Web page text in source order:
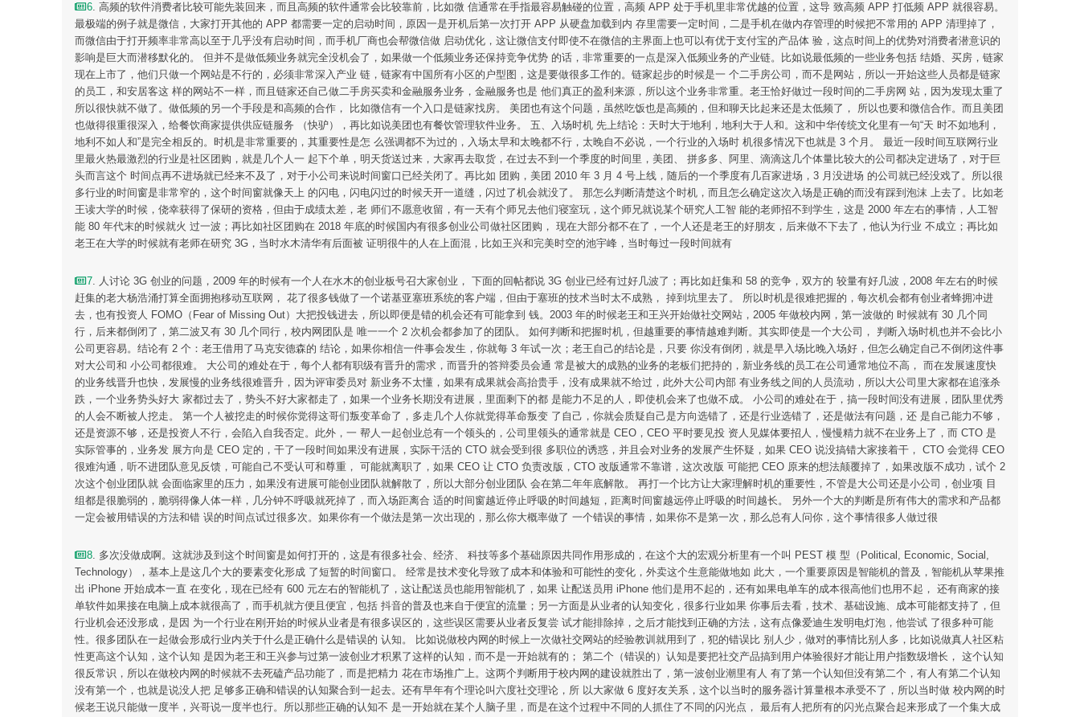
6 . 高频的软件消费者比较可能先装回来，而且高频的软件通常会比较靠前，比如微 信通常在手指最容易触碰的位置，高频 APP 处于手机里非常优越的位置，这导 致高频 APP 打低频 APP 就很容易。
最极端的例子就是微信，大家打开其他的 APP 都需要一定的启动时间，原因一是开机后第一次打开 APP 从硬盘加载到内 存里需要一定时间，二是手机在做内存管理的时候把不常用的 APP 清理掉了，
而微信由于打开频率非常高以至于几乎没有启动时间，而手机厂商也会帮微信做 启动优化，这让微信支付即使不在微信的主界面上也可以有优于支付宝的产品体 验，这点时间上的优势对消费者潜意识的
影响是巨大而潜移默化的。 但并不是做低频业务就完全没机会了，如果做一个低频业务还保持竞争优势 的话，非常重要的一点是深入低频业务的产业链。比如说最低频的一些业务包括 结婚、买房，链家
现在上市了，他们只做一个网站是不行的，必须非常深入产业 链，链家有中国所有小区的户型图，这是要做很多工作的。链家起步的时候是一 个二手房公司，而不是网站，所以一开始这些人员都是链家
的员工，和安居客这 样的网站不一样，而且链家还自己做二手房买卖和金融服务业务，金融服务也是 他们真正的盈利来源，所以这个业务非常重。老王恰好做过一段时间的二手房网 站，因为发现太重了
所以很快就不做了。做低频的另一个手段是和高频的合作， 比如微信有一个入口是链家找房。 美团也有这个问题，虽然吃饭也是高频的，但和聊天比起来还是太低频了， 所以也要和微信合作。而且美团
也做得很重很深入，给餐饮商家提供供应链服务 （快驴），再比如说美团也有餐饮管理软件业务。 五、入场时机 先上结论：天时大于地利，地利大于人和。这和中华传统文化里有一句“天 时不如地利，
地利不如人和”是完全相反的。时机是非常重要的，其重要性是怎 么强调都不为过的，入场太早和太晚都不行，太晚自不必说，一个行业的入场时 机很多情况下也就是 3 个月。 最近一段时间互联网行业
里最火热最激烈的行业是社区团购，就是几个人一 起下个单，明天货送过来，大家再去取货，在过去不到一个季度的时间里，美团、 拼多多、阿里、滴滴这几个体量比较大的公司都决定进场了，对于巨
头而言这个 时间点再不进场就已经来不及了，对于小公司来说时间窗口已经关闭了。再比如 团购，美团 2010 年 3 月 4 号上线，随后的一个季度有几百家进场，3 月没进场 的公司就已经没戏了。所以很
多行业的时间窗是非常窄的，这个时间窗就像天上 的闪电，闪电闪过的时候天开一道缝，闪过了机会就没了。 那怎么判断清楚这个时机，而且怎么确定这次入场是正确的而没有踩到泡沫 上去了。比如老
王读大学的时候，侥幸获得了保研的资格，但由于成绩太差，老 师们不愿意收留，有一天有个师兄去他们寝室玩，这个师兄就说某个研究人工智 能的老师招不到学生，这是 2000 年左右的事情，人工智
能 80 年代末的时候就火 过一波；再比如社区团购在 2018 年底的时候国内有很多创业公司做社区团购， 现在大部分都不在了，一个人还是老王的好朋友，后来做不下去了，他认为行业 不成立；再比如
老王在大学的时候就有老师在研究 3G，当时水木清华有后面被 证明很牛的人在上面混，比如王兴和完美时空的池宇峰，当时每过一段时间就有
7 . 人讨论 3G 创业的问题，2009 年的时候有一个人在水木的创业板号召大家创业， 下面的回帖都说 3G 创业已经有过好几波了；再比如赶集和 58 的竞争，双方的 较量有好几波，2008 年左右的时候
赶集的老大杨浩涌打算全面拥抱移动互联网， 花了很多钱做了一个诺基亚塞班系统的客户端，但由于塞班的技术当时太不成熟， 掉到坑里去了。 所以时机是很难把握的，每次机会都有创业者蜂拥冲进
去，也有投资人 FOMO（Fear of Missing Out）大把投钱进去，所以即便是错的机会还有可能拿到 钱。2003 年的时候老王和王兴开始做社交网站，2005 年做校内网，第一波做的 时候就有 30 几个同
行，后来都倒闭了，第二波又有 30 几个同行，校内网团队是 唯一一个 2 次机会都参加了的团队。 如何判断和把握时机，但越重要的事情越难判断。其实即使是一个大公司， 判断入场时机也并不会比小
公司更容易。结论有 2 个：老王借用了马克安德森的 结论，如果你相信一件事会发生，你就每 3 年试一次；老王自己的结论是，只要 你没有倒闭，就是早入场比晚入场好，但怎么确定自己不倒闭这件事
对大公司和 小公司都很难。 大公司的难处在于，每个人都有职级有晋升的需求，而晋升的答辩委员会通 常是被大的成熟的业务的老板们把持的，新业务线的员工在公司通常地位不高， 而在发展速度快
的业务线晋升也快，发展慢的业务线很难晋升，因为评审委员对 新业务不太懂，如果有成果就会高抬贵手，没有成果就不给过，此外大公司内部 有业务线之间的人员流动，所以大公司里大家都在追涨杀
跌，一个业务势头好大 家都过去了，势头不好大家都走了，如果一个业务长期没有进展，里面剩下的都 是能力不足的人，即使机会来了也做不成。 小公司的难处在于，搞一段时间没有进展，团队里优秀
的人会不断被人挖走。 第一个人被挖走的时候你觉得这哥们叛变革命了，多走几个人你就觉得革命叛变 了自己，你就会质疑自己是方向选错了，还是行业选错了，还是做法有问题，还 是自己能力不够，
还是资源不够，还是投资人不行，会陷入自我否定。此外，一 帮人一起创业总有一个领头的，公司里领头的通常就是 CEO，CEO 平时要见投 资人见媒体要招人，慢慢精力就不在业务上了，而 CTO 是
实际管事的，业务发 展方向是 CEO 定的，干了一段时间如果没有进展，实际干活的 CTO 就会受到很 多职位的诱惑，并且会对业务的发展产生怀疑，如果 CEO 说没搞错大家接着干， CTO 会觉得 CEO
很难沟通，听不进团队意见反馈，可能自己不受认可和尊重， 可能就离职了，如果 CEO 让 CTO 负责改版，CTO 改版通常不靠谱，这次改版 可能把 CEO 原来的想法颠覆掉了，如果改版不成功，试个 2
次这个创业团队就 会面临家里的压力，如果没有进展可能创业团队就解散了，所以大部分创业团队 会在第二年年底解散。 再打一个比方让大家理解时机的重要性，不管是大公司还是小公司，创业项 目
组都是很脆弱的，脆弱得像人体一样，几分钟不呼吸就死掉了，而入场距离合 适的时间窗越近停止呼吸的时间越短，距离时间窗越远停止呼吸的时间越长。 另外一个大的判断是所有伟大的需求和产品都
一定会被用错误的方法和错 误的时间点试过很多次。如果你有一个做法是第一次出现的，那么你大概率做了 一个错误的事情，如果你不是第一次，那么总有人问你，这个事情很多人做过很
8 . 多次没做成啊。这就涉及到这个时间窗是如何打开的，这是有很多社会、经济、 科技等多个基础原因共同作用形成的，在这个大的宏观分析里有一个叫 PEST 模 型（Political, Economic, Social,
Technology），基本上是这几个大的要素变化形成 了短暂的时间窗口。 经常是技术变化导致了成本和体验和可能性的变化，外卖这个生意能做地如 此大，一个重要原因是智能机的普及，智能机从苹果推
出 iPhone 开始成本一直 在变化，现在已经有 600 元左右的智能机了，这让配送员也能用智能机了，如果 让配送员用 iPhone 他们是用不起的，还有如果电单车的成本很高他们也用不起， 还有商家的接
单软件如果接在电脑上成本就很高了，而手机就方便且便宜，包括 抖音的普及也来自于便宜的流量；另一方面是从业者的认知变化，很多行业如果 你事后去看，技术、基础设施、成本可能都支持了，但
行业机会还没形成，是因 为一个行业在刚开始的时候从业者是有很多误区的，这些误区需要从业者反复尝 试才能排除掉，之后才能找到正确的方法，这有点像爱迪生发明电灯泡，他尝试 了很多种可能
性。很多团队在一起做会形成行业内关于什么是正确什么是错误的 认知。 比如说做校内网的时候上一次做社交网站的经验教训就用到了，犯的错误比 别人少，做对的事情比别人多，比如说做真人社区粘
性更高这个认知，这个认知 是因为老王和王兴参与过第一波创业才积累了这样的认知，而不是一开始就有的； 第二个（错误的）认知是要把社交产品搞到用户体验很好才能让用户指数级增长， 这个认知
很反常识，所以在做校内网的时候就不去死磕产品功能了，而是把精力 花在市场推广上。这两个判断用于校内网的建设就胜出了，第一波创业潮里有人 有了第一个认知但没有第二个，有人有第二个认知
没有第一个，也就是说没人把 足够多正确和错误的认知聚合到一起去。还有早年有个理论叫六度社交理论，所 以大家做 6 度好友关系，这个以当时的服务器计算量根本承受不了，所以当时做 校内网的时
候老王说只能做一度半，兴哥说一度半也行。所以那些正确的认知不 是一开始就在某个人脑子里，而是在这个过程中不同的人抓住了不同的闪光点， 最后有人把所有的闪光点聚合起来形成了一个集大成